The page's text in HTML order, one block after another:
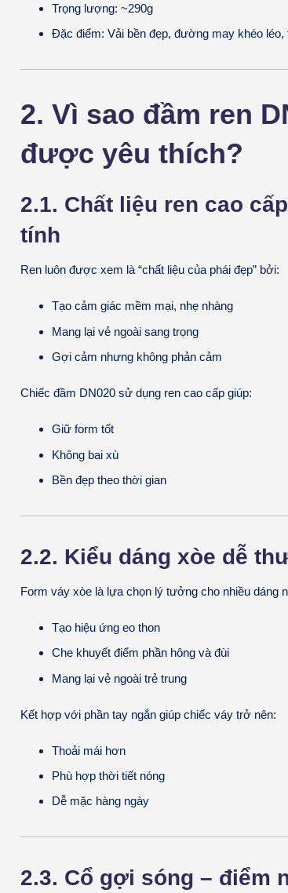
Trọng lượng: ~290g
Đặc điểm: Vải bền đẹp, đường may khéo léo,
2. Vì sao đầm ren
được yêu thích?
2.1. Chất liệu ren cao
tính
Ren luôn được xem là “chất liệu của phái đẹp” bởi:
Tạo cảm giác mềm mại, nhẹ nhàng
Mang lại vẻ ngoài sang trọng
Gợi cảm nhưng không phản cảm
Chiếc đầm DN020 sử dụng ren cao cấp giúp:
Giữ form tốt
Không bai xù
Bền đẹp theo thời gian
2.2. Kiểu dáng xòe dễ
Form váy xòe là lựa chọn lý tưởng cho nhiều dáng
Tạo hiệu ứng eo thon
Che khuyết điểm phần hông và đùi
Mang lại vẻ ngoài trẻ trung
Kết hợp với phần tay ngắn giúp chiếc váy trở nên:
Thoải mái hơn
Phù hợp thời tiết nóng
Dễ mặc hàng ngày
2.3. Cổ gợi sóng – điểm